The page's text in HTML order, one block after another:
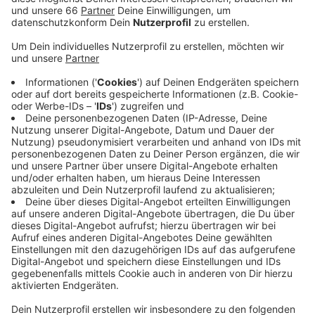
schließen müssen, sei die Hilfe von fiftyfifty
wichtiger denn je, heißt es von den
Veröffentlicht:Mittwoch, 18.03.2020 05:25
Anzeige
fiftyfifty hat weiter geöffnet. Die Menschen können
dort alles bekommen: die Obdachlosen-Zeitungen
oder auch Schlafsäcke. Wenn wir helfen wollen, dann
können wir dort auch Lebensmittelspenden abgeben.
Die Adresse steht auf unserer Nachrichtenseite. Wir
werden von fiftyfifty auch explizit dazu aufgerufen,
die Obdachlosen-Zeitungen weiter zu kaufen oder
einfach zu spenden. Wer das Geld den Menschen nicht
in die Hand drücken möchte, der kann dies auch in
einen Becher legen. Wichtig sei, dass die Armen auch in